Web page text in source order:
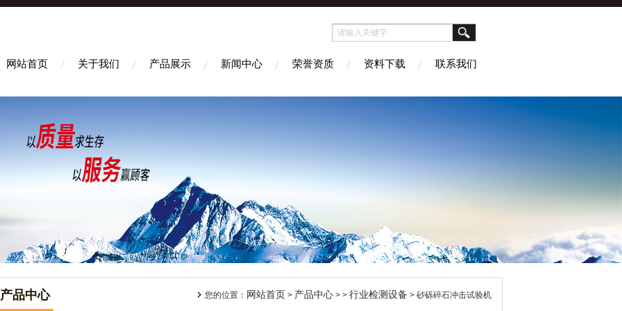
网站首页 关于我们 产品展示 新闻中心 荣誉资质 资料下载 联系我们
产品中心 您的位置： 网站首页 > 产品中心 > > 行业检测设备 > 砂砾碎石冲击试验机